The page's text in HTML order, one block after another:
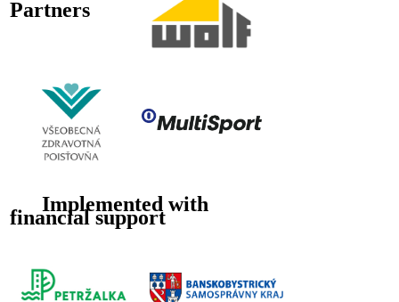
Partners
Implemented with
financial support